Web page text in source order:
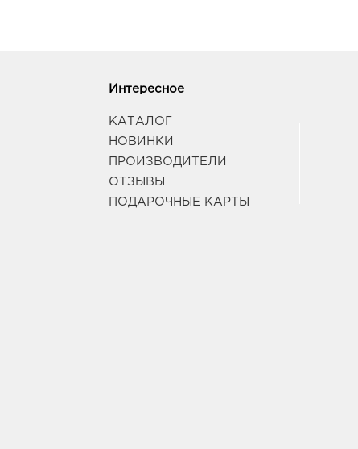
Интересное
КАТАЛОГ
НОВИНКИ
ПРОИЗВОДИТЕЛИ
ОТЗЫВЫ
ПОДАРОЧНЫЕ КАРТЫ